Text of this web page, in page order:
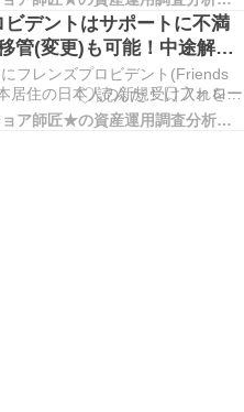
聞いたりする。 戦争を行わないと
償却する為に戦争を行っている
する。 いずれにしても戦争には
ビデントはサポートに不満
管(変更)も可能！中途解約
を考えてくれる正規代理
フレンズプロビデント(Friends
居住の日本人の新規受け入れを停
を迎える度に、この事実を思い
プロビデントの契約者は満期まで
★オフショア師匠★の資産運用調査分析ダイアリー